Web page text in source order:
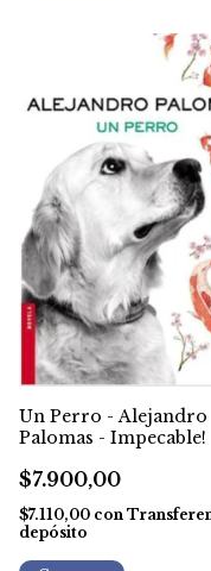
Un Perro - Alejandro
Palomas - Impecable!
$7.900,00
$7.110,00 con
depósito